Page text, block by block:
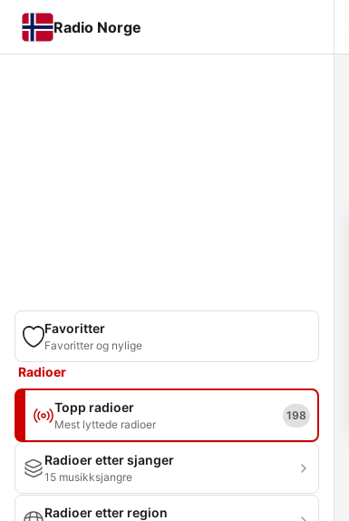
Radio Norge
Favoritter
Favoritter og nylige
Radioer
Topp radioer
Mest lyttede radioer
198
Radioer etter sjanger
15 musikksjangre
Radioer etter region